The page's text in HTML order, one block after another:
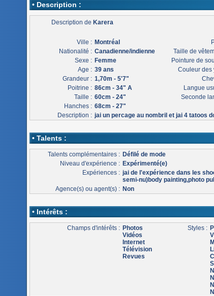
• Description :
Description deKarera
Ville : Montréal
Nationalité : Canadienne/indienne
Sexe : Femme
Age : 39 ans
Grandeur : 1,70m - 5'7"
Poitrine : 86cm - 34" A
Taille : 60cm - 24"
Hanches : 68cm - 27"
Taille de
Pointure de
Couleur des
Langue
Seconde
Description : jai un percage au nombril et jai 4 tatoos
• Talents :
Talents complémentaires : Défilé de mode
Niveau d'expérience : Expérimenté(e)
Expériences : jai de l'expérience dans les
semi-nu)body painting,photo
Agence(s) ou agent(s) : Non
• Intérêts :
Champs d'intérêts : Photos
Vidéos
Internet
Télévision
Revues
Styles :